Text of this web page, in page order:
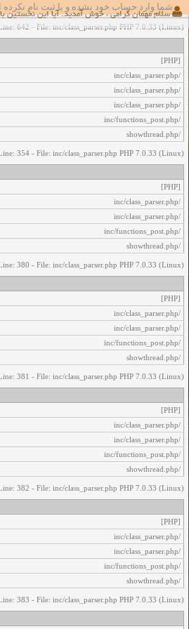
شما وارد حساب خود نشده و یا ثبت نام نکرده
اخطار‌های زیر رخ داد:
642 - File: inc/class_parser.php PHP 7.0.33 (Linux)
[PHP]
/inc/class_parser.php
/inc/class_parser.php
/inc/class_parser.php
/inc/functions_post.php
/showthread.php
354 - File: inc/class_parser.php PHP 7.0.33 (Linux)
[PHP]
/inc/class_parser.php
/inc/class_parser.php
/inc/functions_post.php
/showthread.php
380 - File: inc/class_parser.php PHP 7.0.33 (Linux)
[PHP]
/inc/class_parser.php
/inc/class_parser.php
/inc/functions_post.php
/showthread.php
381 - File: inc/class_parser.php PHP 7.0.33 (Linux)
[PHP]
/inc/class_parser.php
/inc/class_parser.php
/inc/functions_post.php
/showthread.php
382 - File: inc/class_parser.php PHP 7.0.33 (Linux)
[PHP]
/inc/class_parser.php
/inc/class_parser.php
/inc/functions_post.php
/showthread.php
383 - File: inc/class_parser.php PHP 7.0.33 (Linux)
سلام مهمان گرامی ، خوش آمدید. آیا این نخستین